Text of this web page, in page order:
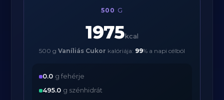
500 G
1975 kcal
500 g Vaníliás Cukor kalóriája: 99% a napi célból
0.0 g fehérje
495.0 g szénhidrát